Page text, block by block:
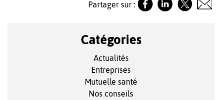
Partager sur :
Catégories
Actualités
Entreprises
Mutuelle santé
Nos conseils